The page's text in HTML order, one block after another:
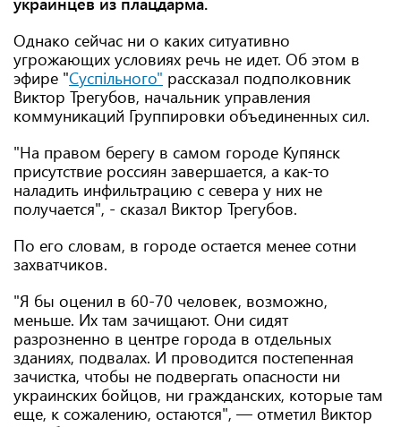
Однако сейчас ни о каких ситуативно
угрожающих условиях речь не идет. Об этом в
эфире "Суспільного" рассказал подполковник
Виктор Трегубов, начальник управления
коммуникаций Группировки объединенных сил.
"На правом берегу в самом городе Купянск
присутствие россиян завершается, а как-то
наладить инфильтрацию с севера у них не
получается", - сказал Виктор Трегубов.
По его словам, в городе остается менее сотни
захватчиков.
"Я бы оценил в 60-70 человек, возможно,
меньше. Их там зачищают. Они сидят
разрозненно в центре города в отдельных
зданиях, подвалах. И проводится постепенная
зачистка, чтобы не подвергать опасности ни
украинских бойцов, ни гражданских, которые там
еще, к сожалению, остаются", — отметил Виктор